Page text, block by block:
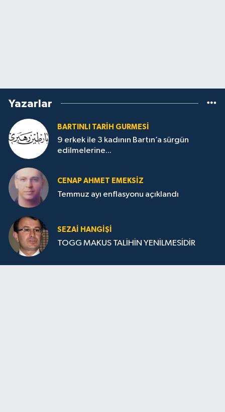
Yazarlar
BARTINLI TARIH GURMESI
9 erkek ile 3 kadının Bartın’a sürgün
edilmelerine...
CENAP AHMET EMEKSİZ
Temmuz ayı enflasyonu açıklandı
SEZAI HANGİŞİ
TOGG MAKUS TALİHİN YENİLMESİDİR